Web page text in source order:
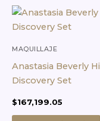
MAQUILLAJE
Anastasia Beverly
Discovery Set
$167,199.05